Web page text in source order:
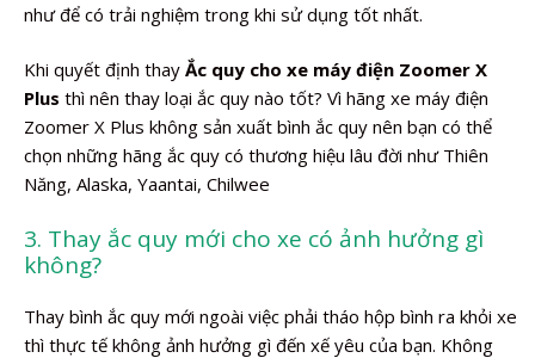
như để có trải nghiệm trong khi sử dụng tốt nhất.
Khi quyết định thay Ắc quy cho xe máy điện Zoomer X
Plus thì nên thay loại ắc quy nào tốt? Vì hãng xe máy điện
Zoomer X Plus không sản xuất bình ắc quy nên bạn có thể
chọn những hãng ắc quy có thương hiệu lâu đời như Thiên
Năng, Alaska, Yaantai, Chilwee
3. Thay ắc quy mới cho xe có ảnh hưởng gì
không?
Thay bình ắc quy mới ngoài việc phải tháo hộp bình ra khỏi xe
thì thực tế không ảnh hưởng gì đến xế yêu của bạn. Không